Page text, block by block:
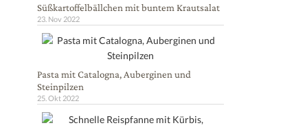
Süßkartoffelbällchen mit buntem Krautsalat
23. Nov 2022
Pasta mit Catalogna, Auberginen und
Steinpilzen
25. Okt 2022